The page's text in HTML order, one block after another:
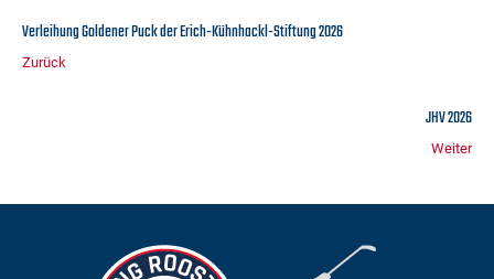
Verleihung Goldener Puck der Erich-Kühnhackl-Stiftung 2026
Zurück
JHV 2026
Weiter